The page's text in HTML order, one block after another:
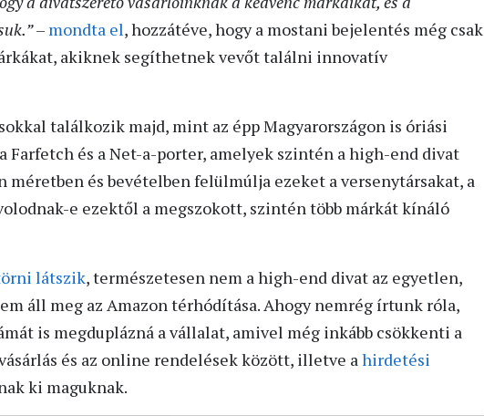
– mondta el, hozzátéve, hogy a mostani bejelentés még csak
akiknek segíthetnek vevőt találni innovatív
találkozik majd, mint az épp Magyarországon is óriási
és a Net-a-porter, amelyek szintén a high-end divat
méretben és bevételben felülmúlja ezeket a versenytársakat, a
e ezektől a megszokott, szintén több márkát kínáló
látszik, természetesen nem a high-end divat az egyetlen,
áll meg az Amazon térhódítása. Ahogy nemrég írtunk róla,
is megduplázná a vállalat, amivel még inkább csökkenti a
és az online rendelések között, illetve ahirdetési
ki maguknak.